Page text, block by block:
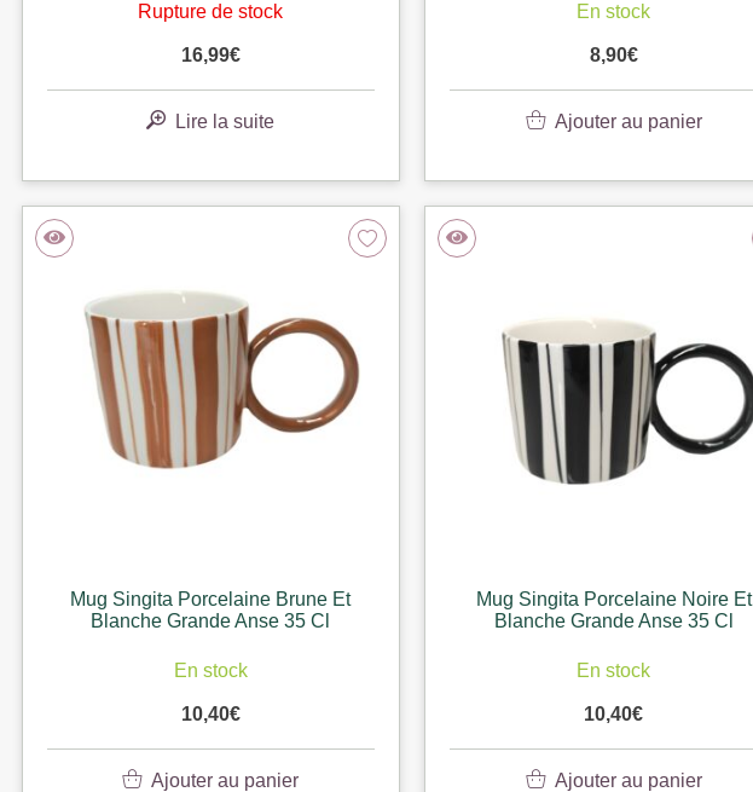
Rupture de stock
16,99€
Lire la suite
En stock
8,90€
Ajouter au panier
Mug Singita Porcelaine Brune Et
Blanche Grande Anse 35 Cl
En stock
10,40€
Ajouter au panier
Mug Singita Porcelaine Noire Et
Blanche Grande Anse 35 Cl
En stock
10,40€
Ajouter au panier